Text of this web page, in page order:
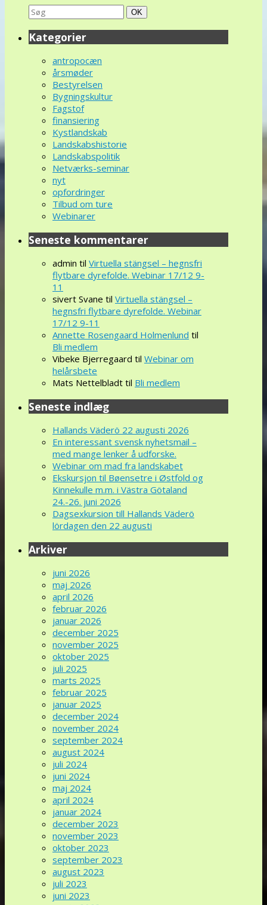
Search
for:
Søg
OK
Kategorier
antropocæn
årsmøder
Bestyrelsen
Bygningskultur
Fagstof
finansiering
Kystlandskab
Landskabshistorie
Landskabspolitik
Netværks-seminar
nyt
opfordringer
Tilbud om ture
Webinarer
Seneste kommentarer
admin til Virtuella stängsel – hegnsfri
flytbare dyrefolde. Webinar 17/12 9-
11
sivert Svane til Virtuella stängsel –
hegnsfri flytbare dyrefolde. Webinar
17/12 9-11
Annette Rosengaard Holmenlund til
Bli medlem
Vibeke Bjerregaard til Webinar om
helårsbete
Mats Nettelbladt til Bli medlem
Seneste indlæg
Hallands Väderö 22 augusti 2026
En interessant svensk nyhetsmail –
med mange lenker å udforske.
Webinar om mad fra landskabet
Ekskursjon til Bøensetre i Østfold og
Kinnekulle m.m. i Västra Götaland
24.-26. juni 2026
Dagsexkursion till Hallands Väderö
lördagen den 22 augusti
Arkiver
juni 2026
maj 2026
april 2026
februar 2026
januar 2026
december 2025
november 2025
oktober 2025
juli 2025
marts 2025
februar 2025
januar 2025
december 2024
november 2024
september 2024
august 2024
juli 2024
juni 2024
maj 2024
april 2024
januar 2024
december 2023
november 2023
oktober 2023
september 2023
august 2023
juli 2023
juni 2023